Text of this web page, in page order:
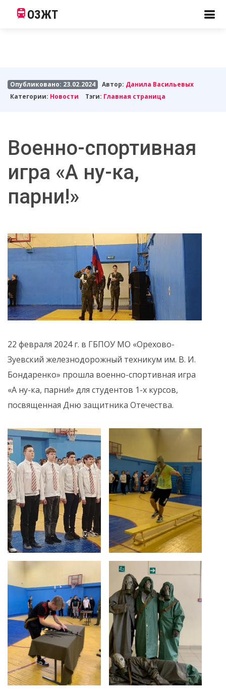
ОЗЖТ
Опубликовано: 23.02.2024 Автор: Данила Васильевых
Категории: Новости Тэги: Главная страница
Военно-спортивная
игра «А ну-ка,
парни!»
22 февраля 2024 г. в ГБПОУ МО «Орехово-
Зуевский железнодорожный техникум им. В. И.
Бондаренко» прошла военно-спортивная игра
«А ну-ка, парни!» для студентов 1-х курсов,
посвященная Дню защитника Отечества.